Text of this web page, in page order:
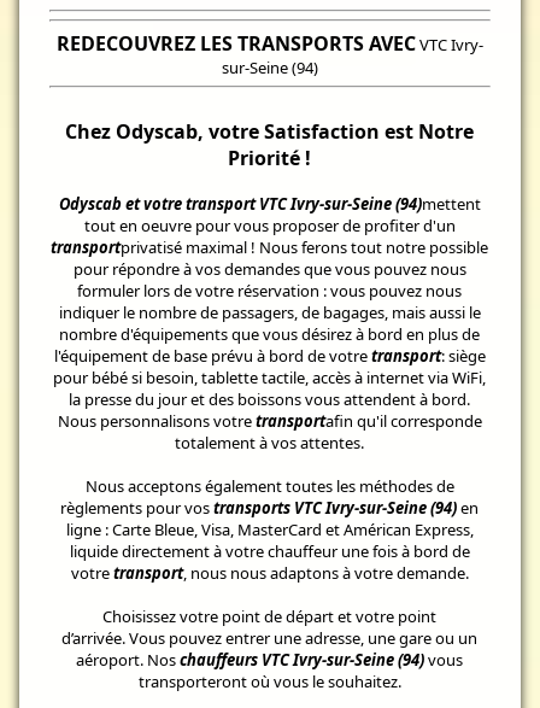
REDECOUVREZ LES TRANSPORTS AVECVTC Ivry-
sur-Seine (94)
Chez Odyscab, votre Satisfaction est Notre
Priorité !
Odyscab et votre transport VTC Ivry-sur-Seine (94)mettent
tout en oeuvre pour vous proposer de profiter d'un
transportprivatisé maximal ! Nous ferons tout notre possible
pour répondre à vos demandes que vous pouvez nous
formuler lors de votre réservation : vous pouvez nous
indiquer le nombre de passagers, de bagages, mais aussi le
nombre d'équipements que vous désirez à bord en plus de
l'équipement de base prévu à bord de votretransport: siège
pour bébé si besoin, tablette tactile, accès à internet via WiFi,
la presse du jour et des boissons vous attendent à bord.
Nous personnalisons votretransportafin qu'il corresponde
totalement à vos attentes.
Nous acceptons également toutes les méthodes de
règlements pour vostransports VTC Ivry-sur-Seine (94)en
ligne : Carte Bleue, Visa, MasterCard et Américan Express,
liquide directement à votre chauffeur une fois à bord de
votretransport, nous nous adaptons à votre demande.
Choisissez votre point de départ et votre point
d’arrivée. Vous pouvez entrer une adresse, une gare ou un
aéroport. Noschauffeurs VTC Ivry-sur-Seine (94)vous
transporteront où vous le souhaitez.